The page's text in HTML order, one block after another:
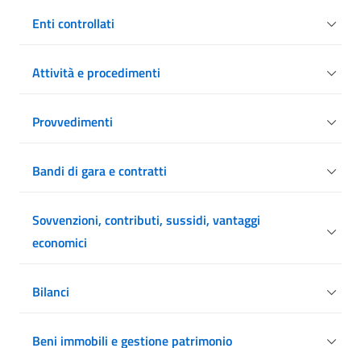
Enti controllati
Attività e procedimenti
Provvedimenti
Bandi di gara e contratti
Sovvenzioni, contributi, sussidi, vantaggi
economici
Bilanci
Beni immobili e gestione patrimonio